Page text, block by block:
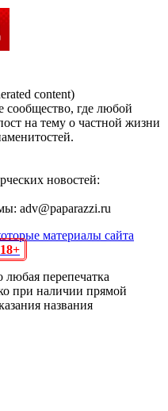
content)
сообщество, где любой
на тему о частной жизни
новостей:
adv@paparazzi.ru
материалы сайта
18+
перепечатка
при наличии прямой
названия